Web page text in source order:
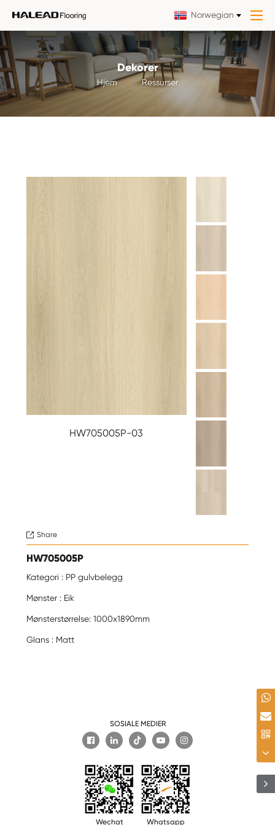
Norwegian
Dekorer
Hjem Ressurser
HW705005P-03
 Share
HW705005P
Kategori : PP gulvbelegg
Mønster : Eik
Mønsterstørrelse: 1000x1890mm
Glans : Matt
SOSIALE MEDIER

Wechat Whatsapp